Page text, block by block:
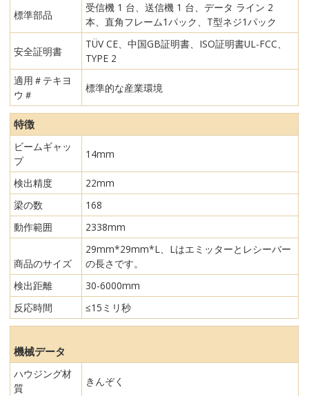
標準部品
受信機 1 台、送信機 1 台、データ ライン 2
本、直角フレーム1パック、T型ネジ1パック
安全証明書
TÜV CE、中国GB証明書、ISO証明書UL-FCC、
TYPE 2
適用＃テキヨ
ウ＃
標準的な産業環境
特徴
ビームギャッ
プ
14mm
検出精度
22mm
梁の数
168
動作範囲
2338mm
商品のサイズ
29mm*29mm*L、Lはエミッターとレシーバー
の長さです。
検出距離
30-6000mm
反応時間
≤15ミリ秒
機械データ
ハウジング材
質
きんぞく